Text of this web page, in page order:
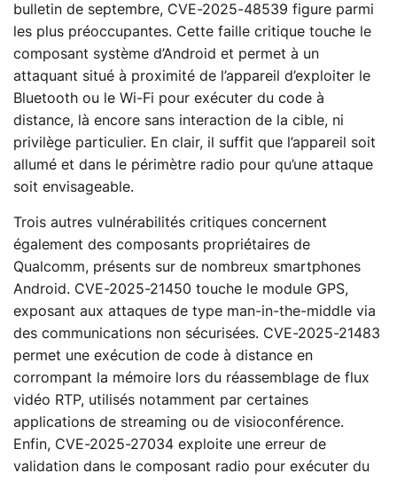
bulletin de septembre, CVE-2025-48539 figure parmi
les plus préoccupantes. Cette faille critique touche le
composant système d’Android et permet à un
attaquant situé à proximité de l’appareil d’exploiter le
Bluetooth ou le Wi-Fi pour exécuter du code à
distance, là encore sans interaction de la cible, ni
privilège particulier. En clair, il suffit que l’appareil soit
allumé et dans le périmètre radio pour qu’une attaque
soit envisageable.
Trois autres vulnérabilités critiques concernent
également des composants propriétaires de
Qualcomm, présents sur de nombreux smartphones
Android. CVE-2025-21450 touche le module GPS,
exposant aux attaques de type man-in-the-middle via
des communications non sécurisées. CVE-2025-21483
permet une exécution de code à distance en
corrompant la mémoire lors du réassemblage de flux
vidéo RTP, utilisés notamment par certaines
applications de streaming ou de visioconférence.
Enfin, CVE-2025-27034 exploite une erreur de
validation dans le composant radio pour exécuter du